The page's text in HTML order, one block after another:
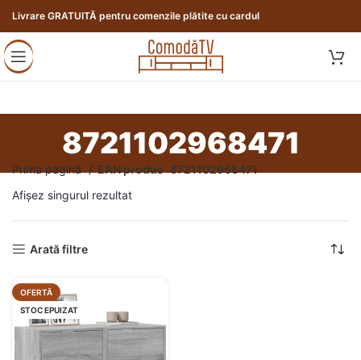
Livrare GRATUITĂ pentru comenzile plătite cu cardul
8721102968471
Prima pagină EAN produs 8721102968471
Afișez singurul rezultat
Arată filtre
OFERTĂ
STOC EPUIZAT